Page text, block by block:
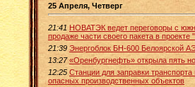
25 Апреля, Четверг
21:41 НОВАТЭК ведет переговоры с
продаже части своего пакета в
21:39 Энергоблок БН-600 Белоярской
13:27 «Оренбургнефть» открыла пять
12:25 Станции для заправки
опасных производственных объектов